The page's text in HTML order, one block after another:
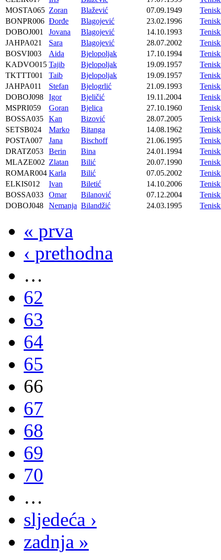
MOSTA065 Zoran Blažević 07.09.1949
BONPR006 Đorđe Blagojević 23.02.1996
DOBOJ001
Jovana Blagojević 14.10.1993
JAHPA021
Sara Blagojević 28.07.2002
BOSVI003
Aida Bjelopoljak 17.10.1994
KADVO015 Tajib Bjelopoljak 19.09.1957
TKTTT001
Taib Bjelopoljak 19.09.1957
JAHPA011
Stefan Bjelogrlić 21.09.1993
DOBOJ098
Igor Bjeličić 19.11.2004
MSPRI059
Goran Bjelica 27.10.1960
BOSSA035
Kan Bizović 28.07.2005
SETSB024
Marko Bitanga 14.08.1962
POSTA007
Jana Bischoff 21.06.1995
DRATZ053
Berin Bina 24.01.1994
MLAZE002 Zlatan Bilić 20.07.1990
ROMAR004 Karla Bilić 07.05.2002
ELKIS012
Ivan Biletić 14.10.2006
BOSSA033
Omar Bilanović 07.12.2004
DOBOJ048
Nemanja Bilandžić 24.03.1995
« prva
‹ prethodna
…
62
63
64
65
66
67
68
69
70
…
sljedeća ›
zadnja »